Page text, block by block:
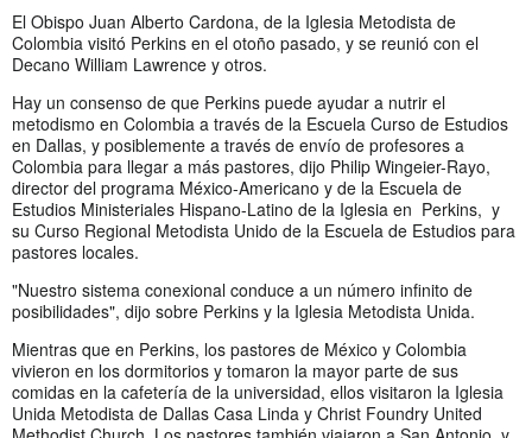
El Obispo Juan Alberto Cardona, de la Iglesia Metodista de
Colombia visitó Perkins en el otoño pasado, y se reunió con el
Decano William Lawrence y otros.
Hay un consenso de que Perkins puede ayudar a nutrir el
metodismo en Colombia a través de la Escuela Curso de Estudios
en Dallas, y posiblemente a través de envío de profesores a
Colombia para llegar a más pastores, dijo Philip Wingeier-Rayo,
director del programa México-Americano y de la Escuela de
Estudios Ministeriales Hispano-Latino de la Iglesia en Perkins, y
su Curso Regional Metodista Unido de la Escuela de Estudios para
pastores locales.
"Nuestro sistema conexional conduce a un número infinito de
posibilidades", dijo sobre Perkins y la Iglesia Metodista Unida.
Mientras que en Perkins, los pastores de México y Colombia
vivieron en los dormitorios y tomaron la mayor parte de sus
comidas en la cafetería de la universidad, ellos visitaron la Iglesia
Unida Metodista de Dallas Casa Linda y Christ Foundry United